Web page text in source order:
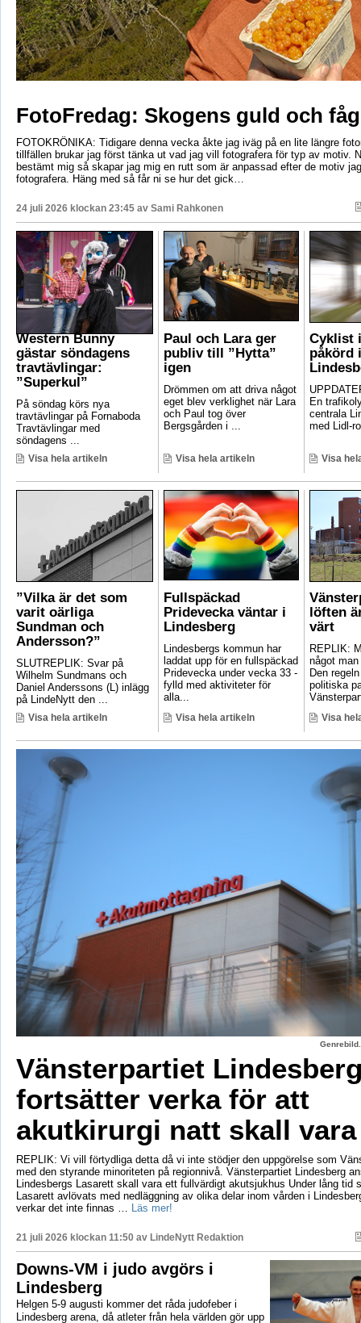
FotoFredag: Skogens guld och
FOTOKRÖNIKA: Tidigare denna vecka åkte jag iväg på en lite längre
tillfällen brukar jag först tänka ut vad jag vill fotografera för typ av motiv.
bestämt mig så skapar jag mig en rutt som är anpassad efter de motiv
fotografera. Häng med så får ni se hur det gick…
24 juli 2026 klockan 23:45 av Sami Rahkonen
Western Bunny
gästar söndagens
travtävlingar:
”Superkul”
På söndag körs nya
travtävlingar på Fornaboda
Travtävlingar med
söndagens ...
Visa hela artikeln
Paul och Lara ger
publiv till ”Hytta”
igen
Drömmen om att driva något
eget blev verklighet när Lara
och Paul tog över
Bergsgården i ...
Visa hela artikeln
Cyklist
påkörd
En
centrala
med Lidl-
Visa
”Vilka är det som
varit oärliga
Sundman och
Andersson?”
SLUTREPLIK: Svar på
Wilhelm Sundmans och
Daniel Anderssons (L) inlägg
på LindeNytt den ...
Visa hela artikeln
Fullspäckad
Pridevecka väntar i
Lindesberg
Lindesbergs kommun har
laddat upp för en fullspäckad
Pridevecka under vecka 33 -
fylld med aktiviteter för
alla...
Visa hela artikeln
löften
värt
REPLIK:
något
Den
politiska
Visa
Vänsterpartiet
fortsätter verka för att
akutkirurgi natt skall
REPLIK: Vi vill förtydliga detta då vi inte stödjer den uppgörelse som
med den styrande minoriteten på regionnivå. Vänsterpartiet Lindesberg
Lindesbergs Lasarett skall vara ett fullvärdigt akutsjukhus Under lång tid
Lasarett avlövats med nedläggning av olika delar inom vården i
verkar det inte finnas …
Läs mer!
21 juli 2026 klockan 11:50 av LindeNytt Redaktion
Downs-VM i judo avgörs i
Lindesberg
Helgen 5-9 augusti kommer det råda judofeber i
Lindesberg arena, då atleter från hela världen gör upp